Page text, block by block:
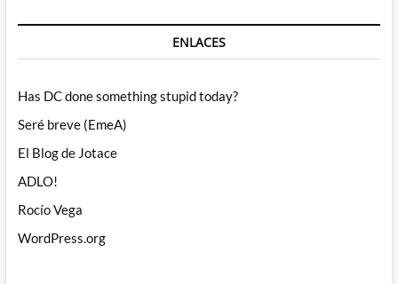
ENLACES
Has DC done something stupid today?
Seré breve (EmeA)
El Blog de Jotace
ADLO!
Rocío Vega
WordPress.org